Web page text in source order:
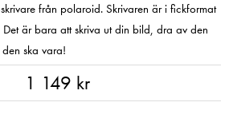
från polaroid. Skrivaren är i fickformat
är bara att skriva ut din bild, dra av den
ska vara!
1 149 kr